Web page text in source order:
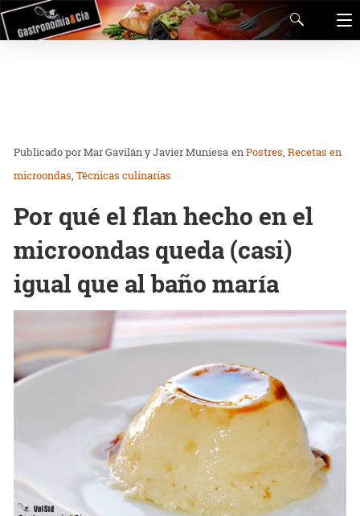
Mar Gavilán y Javier Muniesa enPostres Recetas en
microondas Técnicas culinarias
Por qué el flan hecho en el
microondas queda (casi)
igual que al baño maría